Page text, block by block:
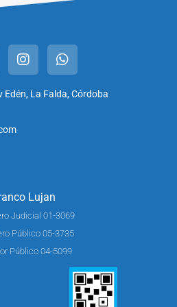
Lujan
Judicial 01-3069
Público 05-3735
Público 04-5099
La Falda, Córdoba